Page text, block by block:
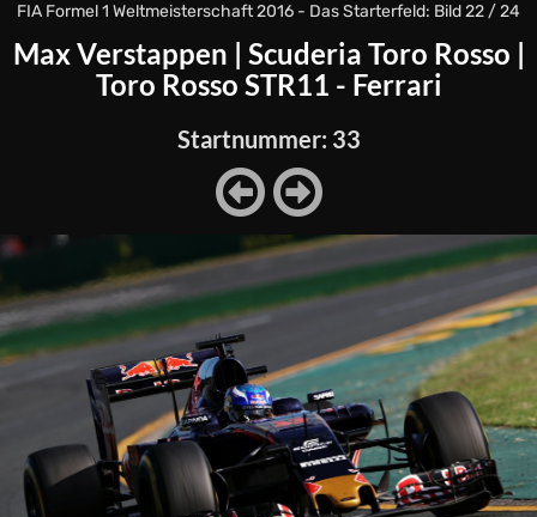
FIA Formel 1 Weltmeisterschaft 2016 - Das Starterfeld: Bild 22 / 24
Max Verstappen | Scuderia Toro Rosso |
Toro Rosso STR11 - Ferrari
Startnummer: 33